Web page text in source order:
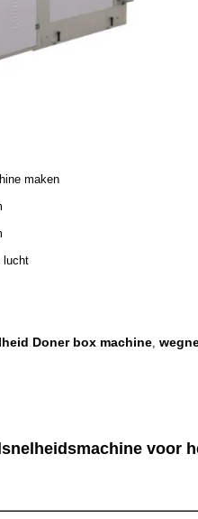
maken
lucht
Doner box machine,
voor